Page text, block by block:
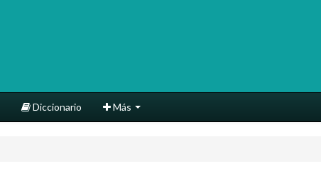
Diccionario Más